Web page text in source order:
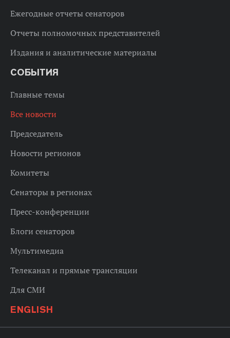
Ежегодные отчеты сенаторов
Отчеты полномочных представителей
Издания и аналитические материалы
СОБЫТИЯ
Главные темы
Все новости
Председатель
Новости регионов
Комитеты
Сенаторы в регионах
Пресс-конференции
Блоги сенаторов
Мультимедиа
Телеканал и прямые трансляции
Для СМИ
ENGLISH